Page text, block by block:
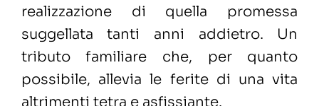
realizzazione di quella promessa
suggellata tanti anni addietro. Un
tributo familiare che, per quanto
possibile, allevia le ferite di una vita
altrimenti tetra e asfissiante.